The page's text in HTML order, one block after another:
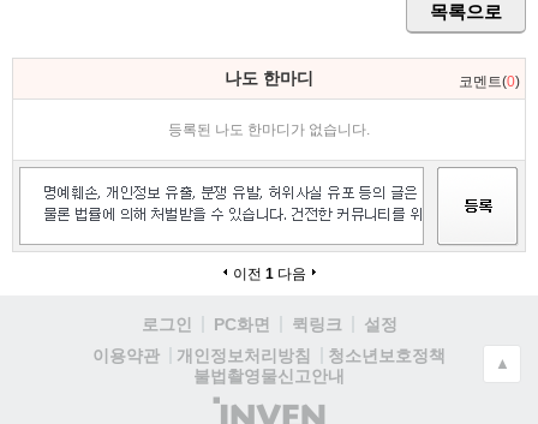
목록으로
나도 한마디 코멘트(0)
등록된 나도 한마디가 없습니다.
이전 1 다음
로그인 PC화면 퀵링크
설정
이용약관
개인정보처리방침
청소년보호정책
불법촬영물신고안내
(주)
▲